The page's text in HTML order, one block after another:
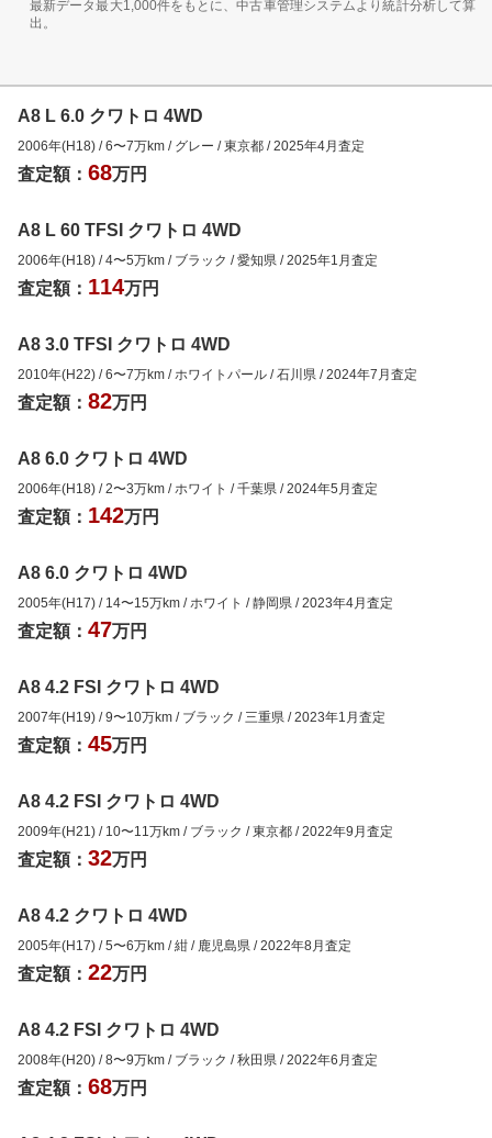
最新データ最大1,000件をもとに、中古車管理システムより統計分析して算
出。
A8 L 6.0 クワトロ 4WD
2006年(H18) /6〜7万km / グレー /東京都 /2025年4月査定
査定額： 68万円
A8 L 60 TFSI クワトロ 4WD
2006年(H18) /4〜5万km / ブラック /愛知県 /2025年1月査定
査定額： 114万円
A8 3.0 TFSI クワトロ 4WD
2010年(H22) /6〜7万km / ホワイトパール /石川県 /2024年7月査定
査定額： 82万円
A8 6.0 クワトロ 4WD
2006年(H18) /2〜3万km / ホワイト /千葉県 /2024年5月査定
査定額： 142万円
A8 6.0 クワトロ 4WD
2005年(H17) / 14〜15万km / ホワイト /静岡県 /2023年4月査定
査定額： 47万円
A8 4.2 FSI クワトロ 4WD
2007年(H19) /9〜10万km / ブラック / 三重県 /2023年1月査定
査定額： 45万円
A8 4.2 FSI クワトロ 4WD
2009年(H21) / 10〜11 万km / ブラック /東京都 /2022年9月査定
査定額： 32万円
A8 4.2 クワトロ 4WD
2005年(H17) /5〜6万km /紺 / 鹿児島県 /2022年8月査定
査定額： 22万円
A8 4.2 FSI クワトロ 4WD
2008年(H20) /8〜9万km / ブラック /秋田県 /2022年6月査定
査定額： 68万円